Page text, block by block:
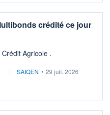
crédité ce jour
Agricole .
SAIQEN • 29 juil. 2026